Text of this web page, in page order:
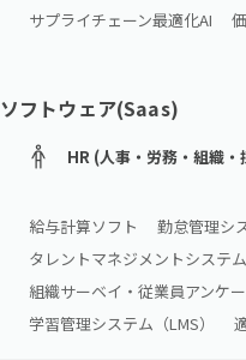
サプライチェーン最適化AI
ソフトウェア(Saas)
HR (人事・労務・組織・
給与計算ソフト 勤怠管理シ
タレントマネジメントシステム
組織サーベイ・従業員アンケ
学習管理システム（LMS）